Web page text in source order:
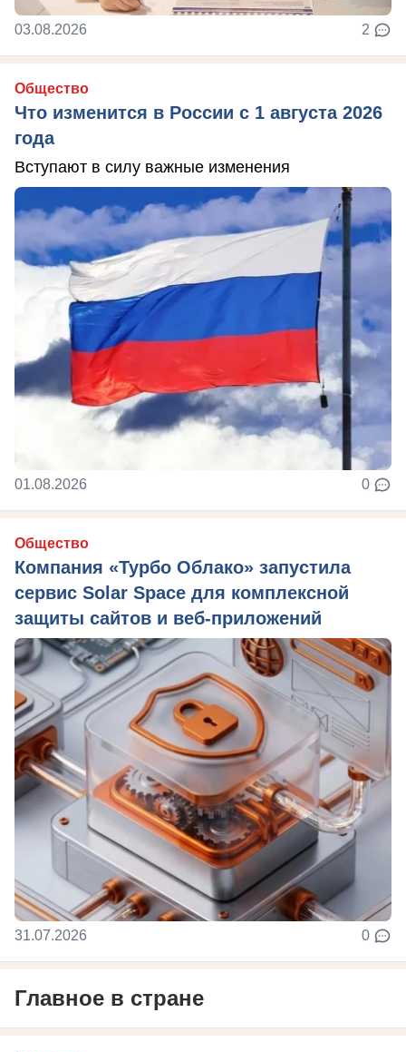
03.08.2026 2
Общество
Что изменится в России с 1 августа 2026
года
Вступают в силу важные изменения
01.08.2026 0
Общество
Компания «Турбо Облако» запустила
сервис Solar Space для комплексной
защиты сайтов и веб-приложений
31.07.2026 0
Главное в стране